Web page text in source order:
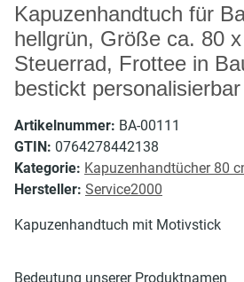
Kapuzenhandtuch für
hellgrün, Größe ca. 80
Steuerrad, Frottee in
bestickt
Artikelnummer: BA-00111
GTIN: 0764278442138
Kategorie: Kapuzenhandtücher 80
Hersteller: Service2000
Kapuzenhandtuch mit Motivstick
Bedeutung unserer Produktnamen